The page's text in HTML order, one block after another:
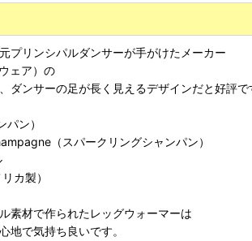
プリンシパルダンサーが手がけたメーカー
ェア）の
ダンサーの足が長く見えるデザインだと好評で
ン）
（スパークリングシャンパン）
カ製）
素材で作られたレッグウォーマーは
地で気持ち良いです。